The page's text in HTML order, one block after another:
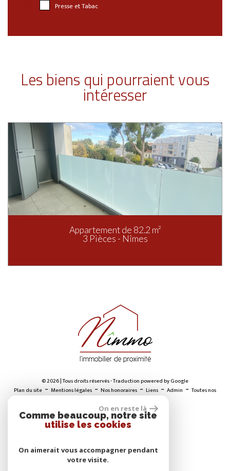
Presse et Tabac
Les biens qui pourraient vous
intéresser
Appartement de 82.2 m²
3 Pièces - Nîmes
© 2026 | Tous droits réservés - Traduction powered by Google
Plan du site - Mentions légales - Nos honoraires - Liens - Admin -Toutes nos
On en reste là
Comme beaucoup, notre site
utilise les cookies
On aimerait vous accompagner pendant
votre visite.